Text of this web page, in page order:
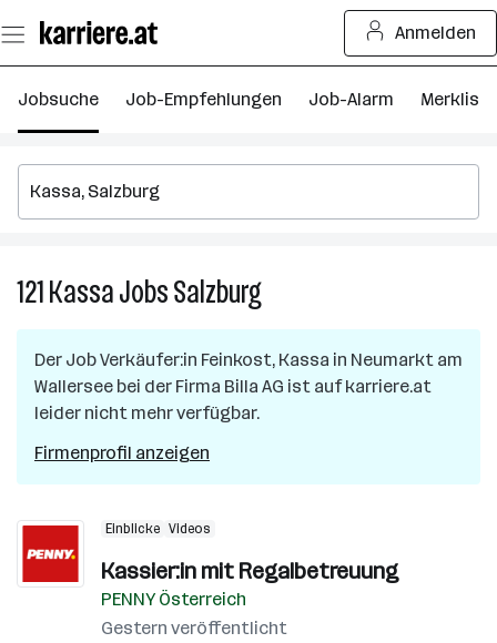
Seiteninhalt
springen
Anmelden
Jobsuche Job-Empfehlungen Job-Alarm Merkliste
121KassaJobsSalzburg121
Kassa
in
Salzburg
Der JobVerkäufer:in Feinkost, Kassa in Neumarkt am
Wallersee bei der Firma Billa AG ist auf karriere.at
leider nicht mehr verfügbar.
Firmenprofil anzeigen
Einblicke Videos
Kassier:in mit Regalbetreuung
PENNY Österreich
Gestern veröffentlicht